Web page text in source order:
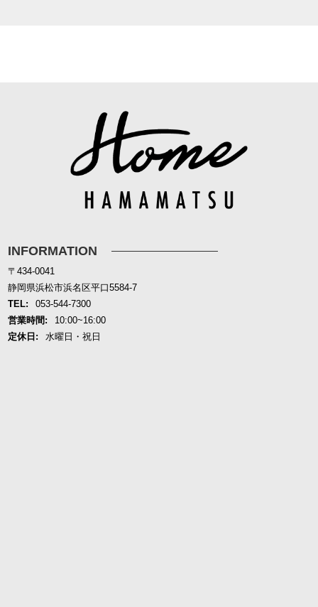
INFORMATION
〒434-0041
静岡県浜松市浜名区平口5584-7
TEL:
053-544-7300
営業時間:
10:00~16:00
定休日:
水曜日・祝日